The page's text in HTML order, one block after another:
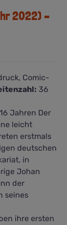
2022) –
Comic-
36
Jahren Der
leicht
erstmals
deutschen
in
Johan
der
seines
ihre ersten